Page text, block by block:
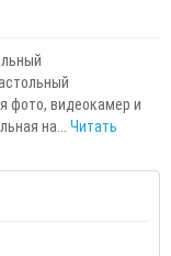
фото, видеокамер и
на... Читать